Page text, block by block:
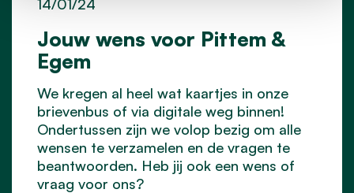
Jouw wens voor Pittem &
Egem
14/01/24
We kregen al heel wat kaartjes in onze
brievenbus of via digitale weg binnen!
Ondertussen zijn we volop bezig om alle
wensen te verzamelen en de vragen te
beantwoorden. Heb jij ook een wens of
vraag voor ons?